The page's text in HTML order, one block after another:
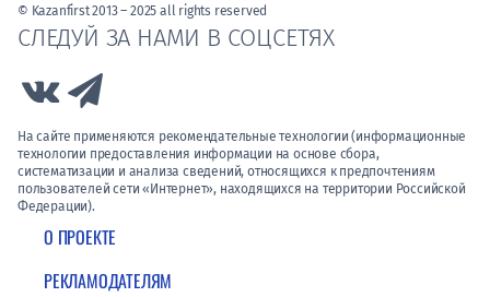
О ПРОЕКТЕ
РЕКЛАМОДАТЕЛЯМ
СЛЕДУЙ ЗА НАМИ В СОЦСЕТЯХ
Link to Vk
На сайте применяются рекомендательные технологии (информационные
технологии предоставления информации на основе сбора,
систематизации и анализа сведений, относящихся к предпочтениям
пользователей сети «Интернет», находящихся на территории Российской
Федерации).
© Kazanfirst 2013 – 2025 all rights reserved